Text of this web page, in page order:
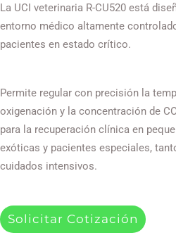
La UCI veterinaria R-CU520 está
entorno médico altamente
pacientes en estado crítico.
Permite regular con precisión la
oxigenación y la concentración de
para la recuperación clínica en
exóticas y pacientes especiales,
cuidados intensivos.
Solicitar Cotización